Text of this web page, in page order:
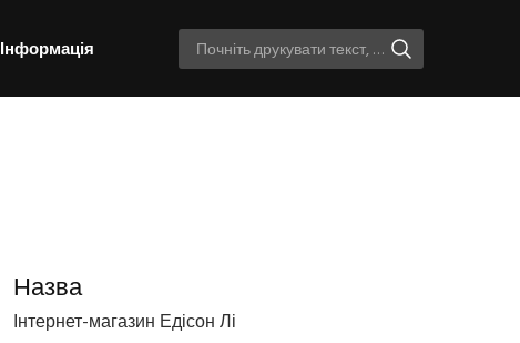
Інформація
Назва
Інтернет-магазин Едісон Лі